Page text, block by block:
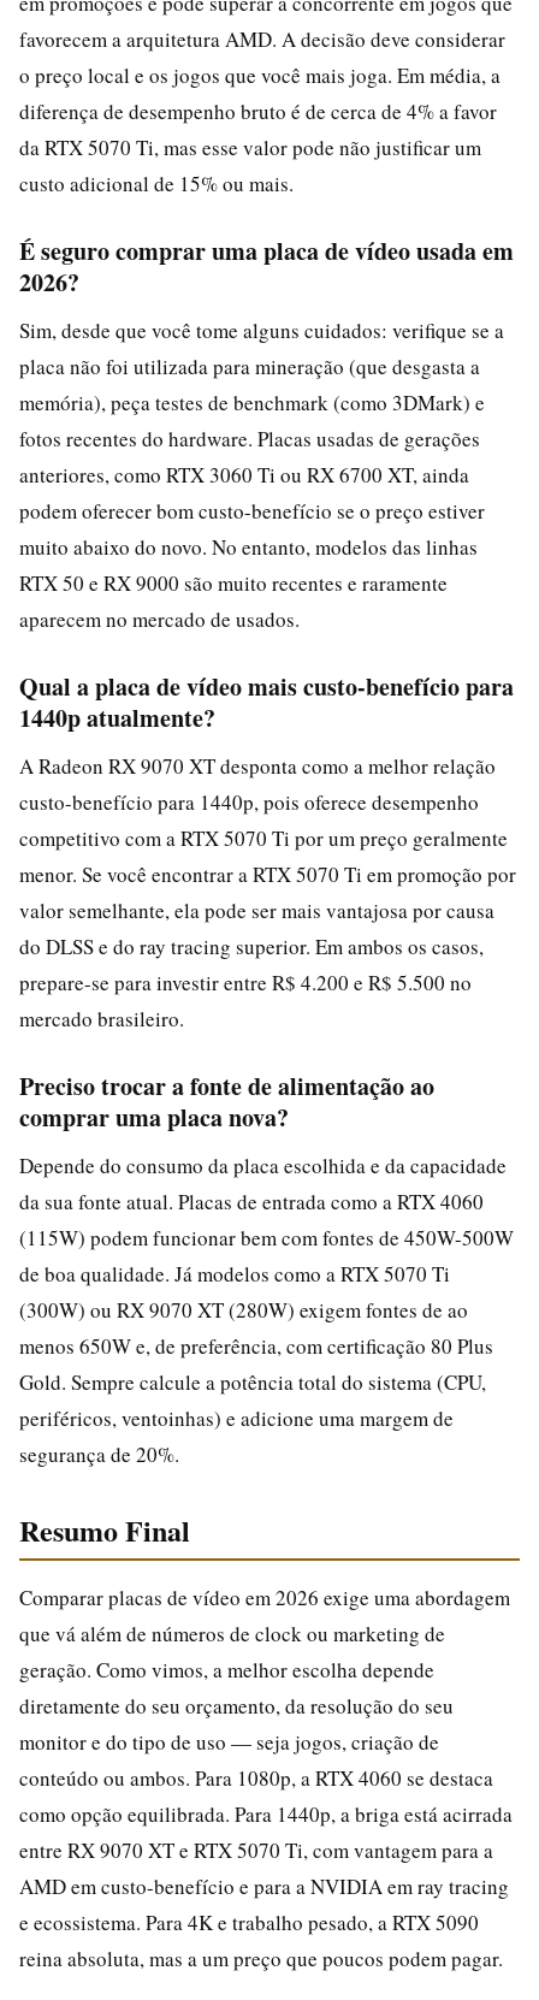
favorecem a arquitetura AMD. A decisão deve considerar
o preço local e os jogos que você mais joga. Em média, a
diferença de desempenho bruto é de cerca de 4% a favor
da RTX 5070 Ti, mas esse valor pode não justificar um
custo adicional de 15% ou mais.
É seguro comprar uma placa de vídeo usada em
2026?
Sim, desde que você tome alguns cuidados: verifique se a
placa não foi utilizada para mineração (que desgasta a
memória), peça testes de benchmark (como 3DMark) e
fotos recentes do hardware. Placas usadas de gerações
anteriores, como RTX 3060 Ti ou RX 6700 XT, ainda
podem oferecer bom custo-benefício se o preço estiver
muito abaixo do novo. No entanto, modelos das linhas
RTX 50 e RX 9000 são muito recentes e raramente
aparecem no mercado de usados.
Qual a placa de vídeo mais custo-benefício para
1440p atualmente?
A Radeon RX 9070 XT desponta como a melhor relação
custo-benefício para 1440p, pois oferece desempenho
competitivo com a RTX 5070 Ti por um preço geralmente
menor. Se você encontrar a RTX 5070 Ti em promoção por
valor semelhante, ela pode ser mais vantajosa por causa
do DLSS e do ray tracing superior. Em ambos os casos,
prepare-se para investir entre R$ 4.200 e R$ 5.500 no
mercado brasileiro.
Preciso trocar a fonte de alimentação ao
comprar uma placa nova?
Depende do consumo da placa escolhida e da capacidade
da sua fonte atual. Placas de entrada como a RTX 4060
(115W) podem funcionar bem com fontes de 450W-500W
de boa qualidade. Já modelos como a RTX 5070 Ti
(300W) ou RX 9070 XT (280W) exigem fontes de ao
menos 650W e, de preferência, com certificação 80 Plus
Gold. Sempre calcule a potência total do sistema (CPU,
periféricos, ventoinhas) e adicione uma margem de
segurança de 20%.
Resumo Final
Comparar placas de vídeo em 2026 exige uma abordagem
que vá além de números de clock ou marketing de
geração. Como vimos, a melhor escolha depende
diretamente do seu orçamento, da resolução do seu
monitor e do tipo de uso — seja jogos, criação de
conteúdo ou ambos. Para 1080p, a RTX 4060 se destaca
como opção equilibrada. Para 1440p, a briga está acirrada
entre RX 9070 XT e RTX 5070 Ti, com vantagem para a
AMD em custo-benefício e para a NVIDIA em ray tracing
e ecossistema. Para 4K e trabalho pesado, a RTX 5090
reina absoluta, mas a um preço que poucos podem pagar.